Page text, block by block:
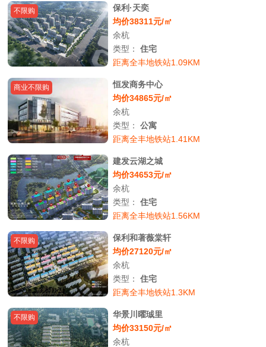
不限购
保利·天奕
均价38311元/㎡
余杭
类型：住宅
距离全丰地铁站1.09KM
商业不限购
恒发商务中心
均价34865元/㎡
余杭
类型：公寓
距离全丰地铁站1.41KM
建发云湖之城
均价34653元/㎡
余杭
类型：住宅
距离全丰地铁站1.56KM
不限购
保利和著薇棠轩
均价27120元/㎡
余杭
类型：住宅
距离全丰地铁站1.3KM
不限购
华景川曜珹里
均价33150元/㎡
余杭